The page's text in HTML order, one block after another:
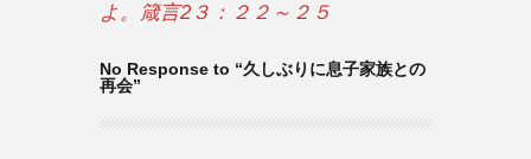
よ。箴言2３：２２～２５
No Response to “久しぶりに息子家族との
再会”